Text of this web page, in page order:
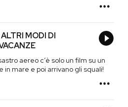
MODI DI
aereo c’è solo un film su un
mare e poi arrivano gli squali!